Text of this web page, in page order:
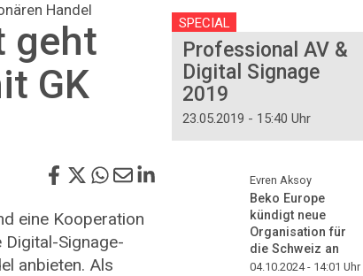
Smarthome
DAB+
Professional AV &
Professional AV &
Professional AV &
Handel
geht
GK
eine Kooperation
Digital-Signage-
anbieten. Als
SPECIAL
Professional AV &
Digital Signage
2019
23.05.2019 - 15:40 Uhr
Evren Aksoy
Beko Europe
kündigt neue
Organisation für
die Schweiz an
04.10.2024 - 14:01 Uhr